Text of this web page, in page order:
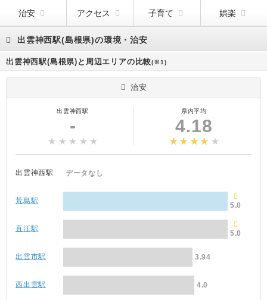
治安 アクセス 子育て 娯楽
出雲神西駅(島根県)の環境・治安
出雲神西駅(島根県)と周辺エリアの比較(※1)
治安
出雲神西駅
-
県内平均
4.18
出雲神西駅 データなし
荒島駅
5.0
直江駅
5.0
出雲市駅 3.94
西出雲駅 4.0